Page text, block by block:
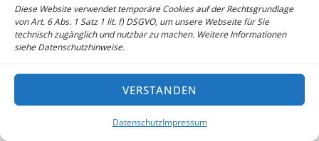
Diese Website verwendet temporäre Cookies auf der Rechtsgrundlage
von Art. 6 Abs. 1 Satz 1 lit. f) DSGVO, um unsere Webseite für Sie
technisch zugänglich und nutzbar zu machen. Weitere Informationen
siehe Datenschutzhinweise.
VERSTANDEN
DatenschutzImpressum